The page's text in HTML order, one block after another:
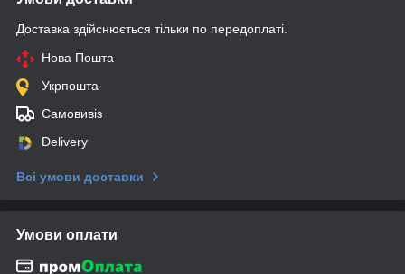
Доставка здійснюється тільки по передоплаті.
Нова Пошта
Укрпошта
Самовивіз
Delivery
Всі умови доставки
Умови оплати